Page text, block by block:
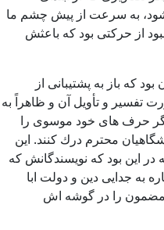
به سرعت از پیش چشم ما
از حركتی بود كه باعثش
كه باز به پشتیبانی از
تفسیر و تأویل آن و ظاهراً به
حرف های خود موسوی را
محترم درك كنند. این
در این بود كه نویسندگانش كه
به جدایی دین و دولت ابا
مضمون را در گوشه اش